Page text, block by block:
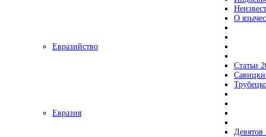
О
Евразийство
Статьи
Евразия